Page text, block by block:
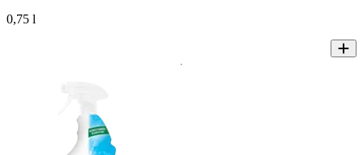
0,75 l